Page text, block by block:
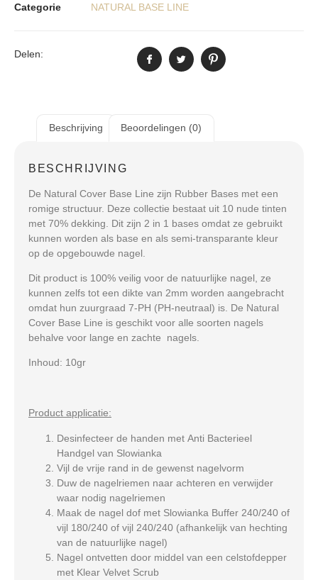
Categorie
NATURAL BASE LINE
Delen:
Beschrijving Beoordelingen (0)
BESCHRIJVING
De Natural Cover Base Line zijn Rubber Bases met een
romige structuur. Deze collectie bestaat uit 10 nude tinten
met 70% dekking. Dit zijn 2 in 1 bases omdat ze gebruikt
kunnen worden als base en als semi-transparante kleur
op de opgebouwde nagel.
Dit product is 100% veilig voor de natuurlijke nagel, ze
kunnen zelfs tot een dikte van 2mm worden aangebracht
omdat hun zuurgraad 7-PH (PH-neutraal) is. De Natural
Cover Base Line is geschikt voor alle soorten nagels
behalve voor lange en zachte nagels.
Inhoud: 10gr
Product applicatie:
Desinfecteer de handen met Anti Bacterieel
Handgel van Slowianka
Vijl de vrije rand in de gewenst nagelvorm
Duw de nagelriemen naar achteren en verwijder
waar nodig nagelriemen
Maak de nagel dof met Slowianka Buffer 240/240 of
vijl 180/240 of vijl 240/240 (afhankelijk van hechting
van de natuurlijke nagel)
Nagel ontvetten door middel van een celstofdepper
met Klear Velvet Scrub